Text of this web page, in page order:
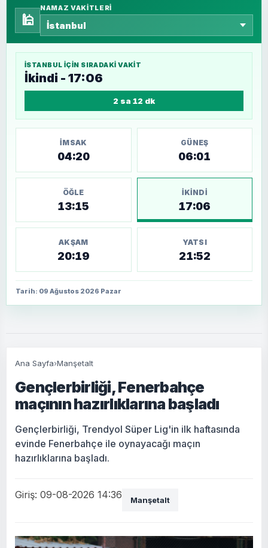
🕌
NAMAZ VAKITLERI
İSTANBUL IÇIN SIRADAKI VAKIT
İkindi - 17:06
2 sa 12 dk
İMSAK
04:20
GÜNEŞ
06:01
ÖĞLE
13:15
İKINDI
17:06
AKŞAM
20:19
YATSI
21:52
Tarih: 09 Ağustos 2026 Pazar
Ana Sayfa›Manşetalt
Gençlerbirliği, Fenerbahçe
maçının hazırlıklarına başladı
Gençlerbirliği, Trendyol Süper Lig'in ilk haftasında
evinde Fenerbahçe ile oynayacağı maçın
hazırlıklarına başladı.
Giriş: 09-08-2026 14:36 Manşetalt